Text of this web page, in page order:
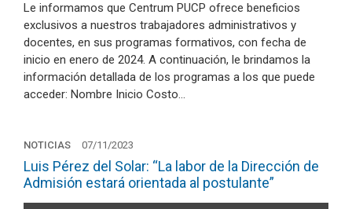
Le informamos que Centrum PUCP ofrece beneficios
exclusivos a nuestros trabajadores administrativos y
docentes, en sus programas formativos, con fecha de
inicio en enero de 2024. A continuación, le brindamos la
información detallada de los programas a los que puede
acceder: Nombre Inicio Costo…
NOTICIAS 07/11/2023
Luis Pérez del Solar: “La labor de la Dirección de
Admisión estará orientada al postulante”